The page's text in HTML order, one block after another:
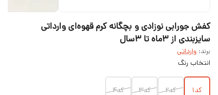
کفش جورابی نوزادی و بچگانه کرم قهوه‌ای وارداتی
سایزبندی از ۳ماه تا ۳سال
برند: وارداتی
انتخاب رنگ
کد۱ کد۲ کد۳
کد۴